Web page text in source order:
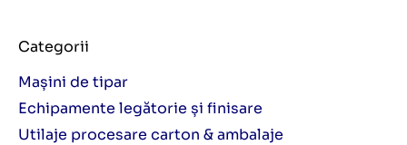
Categorii
Mașini de tipar
Echipamente legătorie și finisare
Utilaje procesare carton & ambalaje